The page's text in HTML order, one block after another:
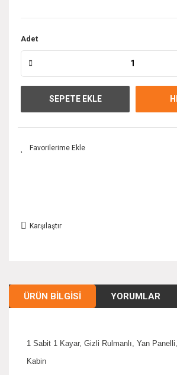
Adet
SEPETE EKLE
Karşılaştır
ÜRÜN BILGISI YORUMLAR
1 Sabit 1 Kayar, Gizli Rulmanlı, Yan
Kabin